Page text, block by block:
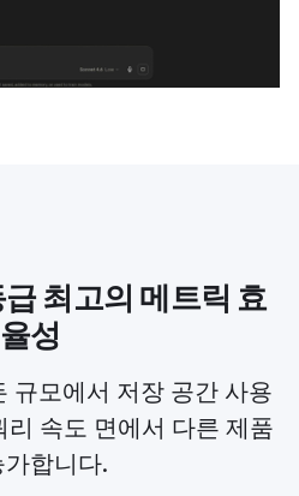
급 최고의 메트릭 효
율성
규모에서 저장 공간 사용
리 속도 면에서 다른 제품
가합니다.